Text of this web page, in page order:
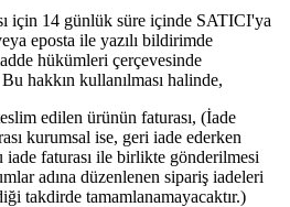
için 14 günlük süre içinde SATICI'ya
eposta ile yazılı bildirimde
hükümleri çerçevesinde
hakkın kullanılması halinde,
edilen ürünün faturası, (İade
kurumsal ise, geri iade ederken
faturası ile birlikte gönderilmesi
adına düzenlenen sipariş iadeleri
takdirde tamamlanamayacaktır.)